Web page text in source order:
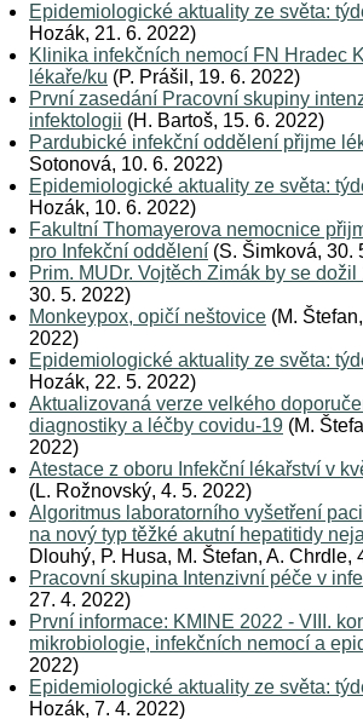
Epidemiologické aktuality ze světa:
Hozák, 21. 6. 2022)
Klinika infekčních nemocí FN Hradec
lékaře/ku (P. Prášil, 19. 6. 2022)
První zasedání Pracovní skupiny
infektologii (H. Bartoš, 15. 6. 2022)
Pardubické infekční oddělení přijme
Sotonová, 10. 6. 2022)
Epidemiologické aktuality ze světa:
Hozák, 10. 6. 2022)
Fakultní Thomayerova nemocnice
pro Infekční oddělení (S. Šimková, 30.
Prim. MUDr. Vojtěch Zimák by se dožil
30. 5. 2022)
Monkeypox, opičí neštovice (M.
2022)
Epidemiologické aktuality ze světa:
Hozák, 22. 5. 2022)
Aktualizovaná verze velkého
diagnostiky a léčby covidu-19 (M.
2022)
Atestace z oboru Infekční lékařství v
(L. Rožnovský, 4. 5. 2022)
Algoritmus laboratorního vyšetření
na nový typ těžké akutní hepatitidy
Dlouhý, P. Husa, M. Štefan, A. Chrdle,
Pracovní skupina Intenzivní péče v
27. 4. 2022)
První informace: KMINE 2022 - VIII.
mikrobiologie, infekčních nemocí a
2022)
Epidemiologické aktuality ze světa:
Hozák, 7. 4. 2022)